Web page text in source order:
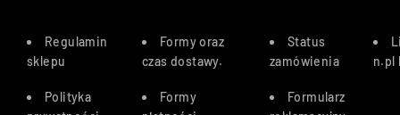
Regulamin
sklepu
Polityka
Formy oraz
czas dostawy.
Formy
Status
zamówienia
Formularz
n.pl